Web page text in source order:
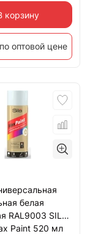
корзину
оптовой цене
белая
RAL9003 SILA
Paint 520 мл